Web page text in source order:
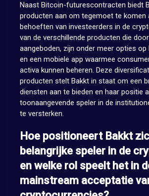
Naast Bitcoin-futurescontracten biedt
producten aan om tegemoet te komen
behoeften van investeerders in de
van de verschillende producten die
aangeboden, zijn onder meer opties
en een mobiele app waarmee
activa kunnen beheren. Deze
producten stelt Bakkt in staat om een
diensten aan te bieden en haar positie
toonaangevende speler in de
te versterken.
Hoe positioneert Bakkt
belangrijke speler in de
en welke rol speelt het in
mainstream acceptatie